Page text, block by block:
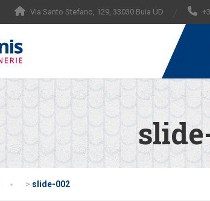
Via Santo Stefano, 129, 33030 Buia UD
> slide-002